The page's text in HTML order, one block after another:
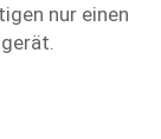
nur einen